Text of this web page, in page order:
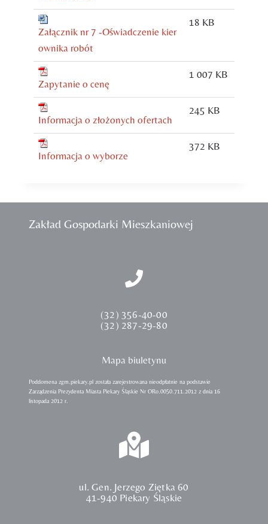
Załącznik nr 7 -Oświadczenie kier
ownika robót
18 KB
Zapytanie o cenę
1 007 KB
Informacja o złożonych ofertach
245 KB
Informacja o wyborze
372 KB
Zakład Gospodarki Mieszkaniowej
(32) 356-40-00
(32) 287-29-80
Mapa biuletynu
Poddomena zgm.piekary.pl została zarejestrowana nieodpłatnie na podstawie
Zarządzenia Prezydenta Miasta Piekary Śląskie Nr ORo.0050.711.2012 z dnia 16
listopada 2012 r.
ul. Gen. Jerzego Ziętka 60
41-940 Piekary Śląskie